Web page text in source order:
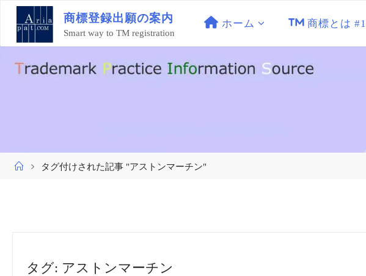
ン
商標登録出願の案内
Smart way to TM registration
ホーム 商標とは #1
ホ
タグ付けされた記事 "アストンマーチン"
タグ: アストンマーチン